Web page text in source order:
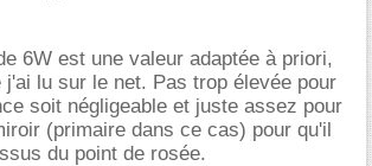
6W est une valeur adaptée à priori,
j'ai lu sur le net. Pas trop élevée pour
soit négligeable et juste assez pour
(primaire dans ce cas) pour qu'il
du point de rosée.